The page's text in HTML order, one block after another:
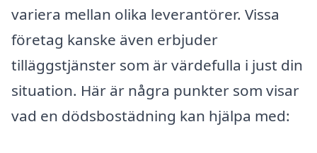
variera mellan olika leverantörer. Vissa
företag kanske även erbjuder
tilläggstjänster som är värdefulla i just din
situation. Här är några punkter som visar
vad en dödsbostädning kan hjälpa med: